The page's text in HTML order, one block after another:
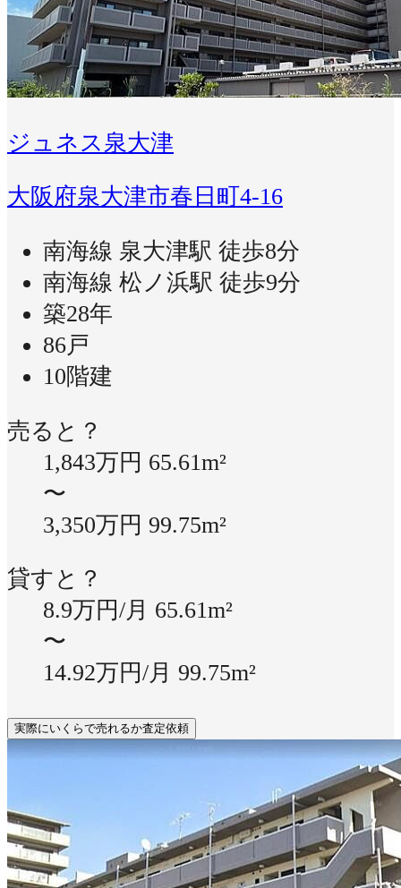
ジュネス泉大津
大阪府泉大津市春日町4-16
南海線 泉大津駅 徒歩8分
南海線 松ノ浜駅 徒歩9分
築28年
86戸
10階建
売ると？
1,843万円 65.61m²
〜
3,350万円 99.75m²
貸すと？
8.9万円/月 65.61m²
〜
14.92万円/月 99.75m²
実際にいくらで売れるか査定依頼